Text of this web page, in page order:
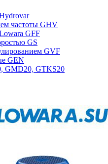
частоты GHV
GFF
GS
GVF
GEN
GMD20, GTKS20